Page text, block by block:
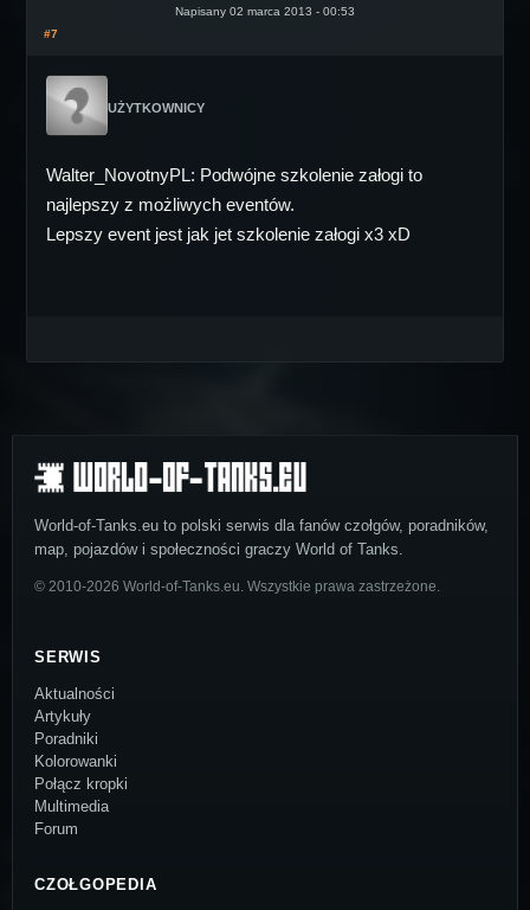
Napisany 02 marca 2013 - 00:53
#7
UŻYTKOWNICY
Walter_NovotnyPL: Podwójne szkolenie załogi to
najlepszy z możliwych eventów.
Lepszy event jest jak jet szkolenie załogi x3 xD
World-of-Tanks.eu to polski serwis dla fanów czołgów, poradników,
map, pojazdów i społeczności graczy World of Tanks.
© 2010-2026 World-of-Tanks.eu. Wszystkie prawa zastrzeżone.
SERWIS
Aktualności
Artykuły
Poradniki
Kolorowanki
Połącz kropki
Multimedia
Forum
CZOŁGOPEDIA